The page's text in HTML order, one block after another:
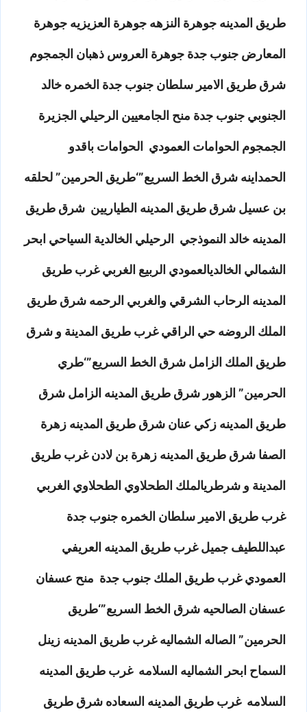
طريق المدينه جوهرة النزهه جوهرة العزيزيه جوهرة
المعارض جنوب جدة جوهرة العروس ذهبان الجمجوم
شرق طريق الامير سلطان جنوب جدة الخمره خالد
الجنوبي جنوب جدة منح الجامعيين الرحيلي الجزيرة
الجمجوم الحوامات العمودي الحوامات باقدو
الحمداينه شرق الخط السريع”‘طريق الحرمين” لحلقه
بن عسيل شرق طريق المدينه الطياريين شرق طريق
المدينه خالد النموذجي الرحيلي الخالدية السياحي ابحر
الشمالي الخالديالعمودي الربيع الغربي غرب طريق
المدينه الرحاب الشرقي والغربي الرحمه شرق طريق
الملك الروضه حي الراقي غرب طريق المدينة و شرق
طريق الملك الزامل شرق الخط السريع”‘طري
الحرمين” الزهور شرق طريق المدينه الزامل شرق
طريق المدينه زكي عنان شرق طريق المدينه زهرة
الصفا شرق طريق المدينه زهرة بن لادن غرب طريق
المدينة و شرطريالملك الطحلاوي الطحلاوي الغربي
غرب طريق الامير سلطان الخمره جنوب جدة
عبداللطيف جميل غرب طريق المدينه العريفي
العمودي غرب طريق الملك جنوب جدة منح عسفان
عسفان الصالحيه شرق الخط السريع”‘طريق
الحرمين” الصاله الشماليه غرب طريق المدينه زينل
السماح ابحر الشماليه السلامه غرب طريق المدينه
السلامه غرب طريق المدينه السعاده شرق طريق